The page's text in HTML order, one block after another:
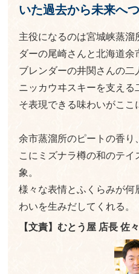
いた過去から未来へ
主役になるのは宮城峡蒸
ダーの尾崎さんと北海道
ブレンダーの井関さんの二
ニッカウヰスキーを支える
そ表現できる味わいがここ
余市蒸溜所のピートの香り
こにミズナラ樽の和のテ
象。
様々な表情とふくらみが何
わいを生みだしてくれる。
【文責】むとう屋 店長 佐